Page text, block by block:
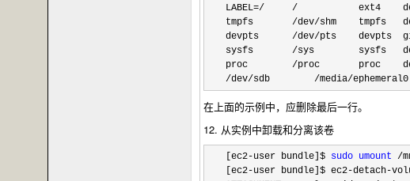
LABEL=/     /           ext4
tmpfs /dev/shm
devpts /dev/pts    devpts
sysfs /sys
proc /proc       proc
/dev/sdb        /media/
在上面的示例中，应删除最后一行。
12. 从实例中卸载和分离该卷
[ec2-user bundle]$ sudo umount /
[ec2-user bundle]$ ec2-detach-